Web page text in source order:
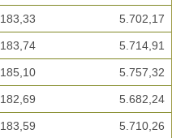
183,33 5.702,17
183,74 5.714,91
185,10 5.757,32
182,69 5.682,24
183,59 5.710,26